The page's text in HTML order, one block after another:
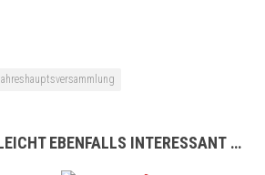
EBENFALLS INTERESSANT …